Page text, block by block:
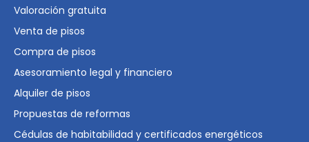
Valoración gratuita
Venta de pisos
Compra de pisos
Asesoramiento legal y financiero
Alquiler de pisos
Propuestas de reformas
Cédulas de habitabilidad y certificados energéticos